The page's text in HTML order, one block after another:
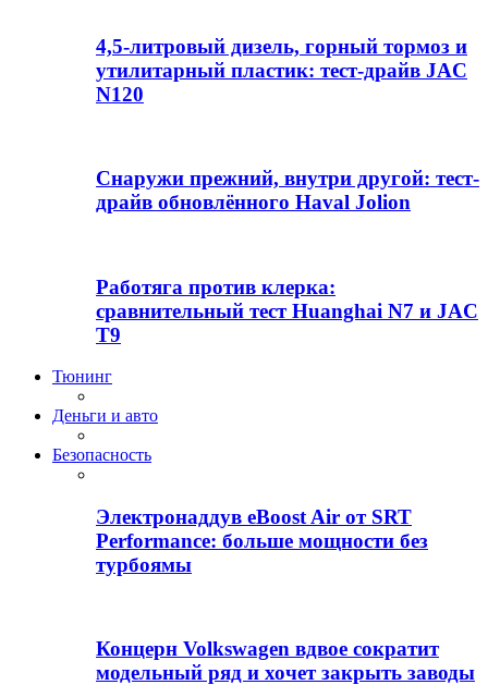
4,5-литровый дизель, горный тормоз и
утилитарный пластик: тест-драйв JAC
N120
Снаружи прежний, внутри другой: тест-
драйв обновлённого Haval Jolion
Работяга против клерка:
сравнительный тест Huanghai N7 и JAC
T9
Тюнинг
Деньги и авто
Безопасность
Электронаддув eBoost Air от SRT
Performance: больше мощности без
турбоямы
Концерн Volkswagen вдвое сократит
модельный ряд и хочет закрыть заводы